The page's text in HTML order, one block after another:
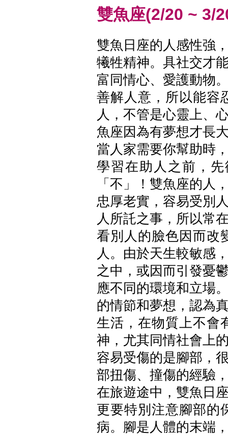
雙魚座(2/20 ~ 3/
雙魚日座的人感性強
犧牲精神。具社交才
富同情心、愛護動物
善解人意，所以能容
人，不管是心靈上、
魚座因為有夢想才長
當人家需要你幫助時
學習在助人之前，
「不」！雙魚座的人
忠厚老實，容易受別
人所託之事，所以常
看別人的臉色因而改
人。由於天生較敏感
之中，或因而引發憂
應不同的環境和立場
的情節和夢想，認為
生活，在物質上不會
神，尤其同情社會上
容易受傷的是腳部，
部扭傷、撞傷的經驗
在旅遊途中，雙魚日
更要特別注意腳部的
病。腳是人體的末端